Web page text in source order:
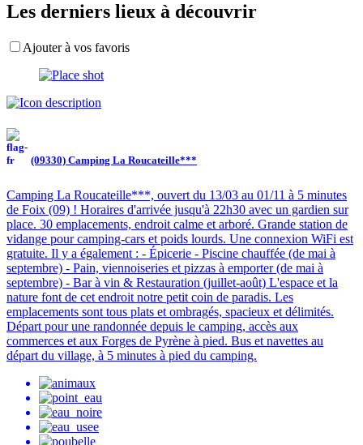
Les derniers lieux à découvrir
Ajouter à vos favoris
(09330) Camping La Roucateille***
Camping La Roucateille***, ouvert du 13/03 au 01/11 à 5 minutes
de Foix (09) ! Horaires d'arrivée jusqu'à 22h30 avec un gardien sur
place. 30 emplacements, endroit calme et arboré. Grande station de
vidange pour camping-cars et poids lourds. Une connexion WiFi est
gratuite. Il y a également : - Épicerie - Piscine chauffée (de mai à
septembre) - Pain, viennoiseries et pizzas à emporter (de mai à
septembre) - Bar à vin & Restauration (juillet-août) L'espace et la
nature font de cet endroit notre petit coin de paradis. Les
emplacements sont tous plats et ombragés, spacieux et délimités.
Départ pour une randonnée depuis le camping, accès aux
commerces et aux Forges de Pyrène à pied. Bus et navettes au
départ du village, à 5 minutes à pied du camping.